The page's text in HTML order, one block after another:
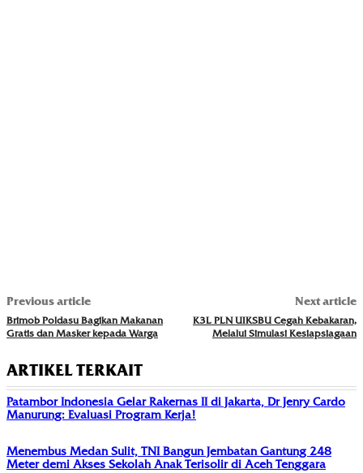
Previous article
Brimob Poldasu Bagikan Makanan
Gratis dan Masker kepada Warga
Next article
K3L PLN UIKSBU Cegah Kebakaran,
Melalui Simulasi Kesiapsiagaan
ARTIKEL TERKAIT
Patambor Indonesia Gelar Rakernas II di Jakarta, Dr Jenry Cardo
Manurung: Evaluasi Program Kerja!
Menembus Medan Sulit, TNI Bangun Jembatan Gantung 248
Meter demi Akses Sekolah Anak Terisolir di Aceh Tenggara